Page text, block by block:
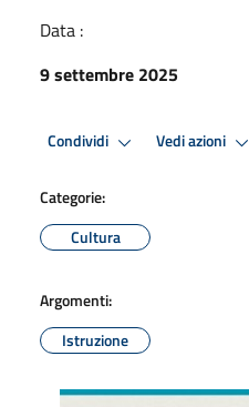
Data :
9 settembre 2025
Condividi Vedi azioni
Categorie:
Cultura
Argomenti:
Istruzione